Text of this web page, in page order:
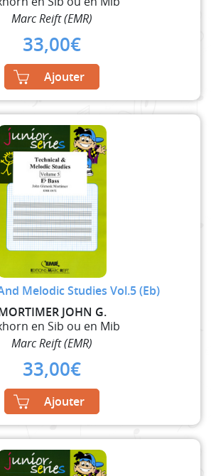
Marc Reift (EMR)
33,00€
Ajouter
Melodic Studies Vol.5 (Eb)
JOHN G.
en Sib ou en Mib
Marc Reift (EMR)
33,00€
Ajouter